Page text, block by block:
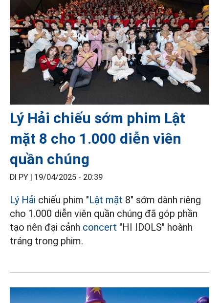
Lý Hải chiếu sớm phim Lật
mặt 8 cho 1.000 diễn viên
quần chúng
DI PY | 19/04/2025 - 20:39
Lý Hải chiếu phim "Lật mặt 8" sớm dành riêng
cho 1.000 diễn viên quần chúng đã góp phần
tạo nên đại cảnh concert "HI IDOLS" hoành
tráng trong phim.